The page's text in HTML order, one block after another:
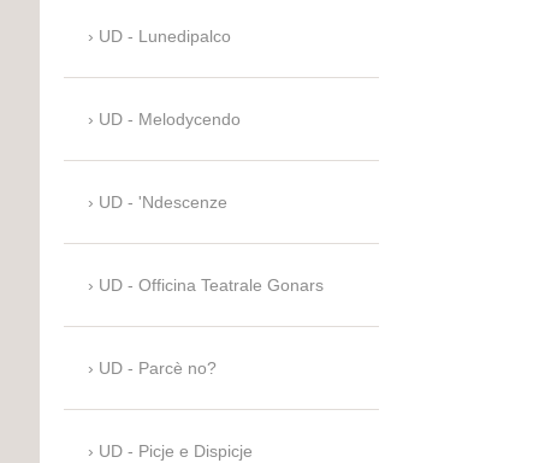
UD - Lunedipalco
UD - Melodycendo
UD - 'Ndescenze
UD - Officina Teatrale Gonars
UD - Parcè no?
UD - Picje e Dispicje